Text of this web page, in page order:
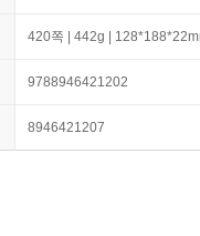
420쪽 | 442g |
9788946421202
8946421207